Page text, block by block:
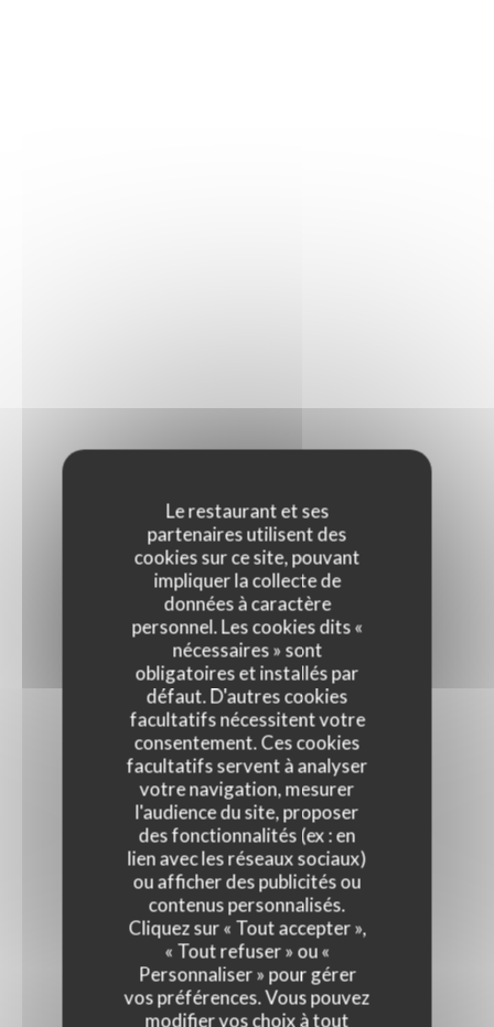
Le restaurant et ses
partenaires utilisent des
cookies sur ce site, pouvant
impliquer la collecte de
données à caractère
personnel. Les cookies dits «
nécessaires » sont
obligatoires et installés par
défaut. D'autres cookies
facultatifs nécessitent votre
consentement. Ces cookies
facultatifs servent à analyser
votre navigation, mesurer
l'audience du site, proposer
des fonctionnalités (ex : en
lien avec les réseaux sociaux)
ou afficher des publicités ou
contenus personnalisés.
Cliquez sur « Tout accepter »,
« Tout refuser » ou «
Personnaliser » pour gérer
vos préférences. Vous pouvez
modifier vos choix à tout
La Closerie des Lilas
RESTAURANT GASTRONOMIQUE
RÉSERVER